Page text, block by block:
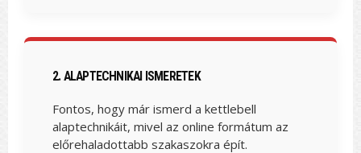
2. ALAPTECHNIKAI ISMERETEK
Fontos, hogy már ismerd a kettlebell
alaptechnikáit, mivel az online formátum az
előrehaladottabb szakaszokra épít.